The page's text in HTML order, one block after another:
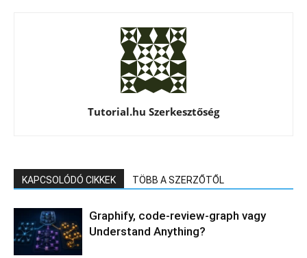
Tutorial.hu Szerkesztőség
KAPCSOLÓDÓ CIKKEK TÖBB A SZERZŐTŐL
Graphify, code-review-graph vagy
Understand Anything?